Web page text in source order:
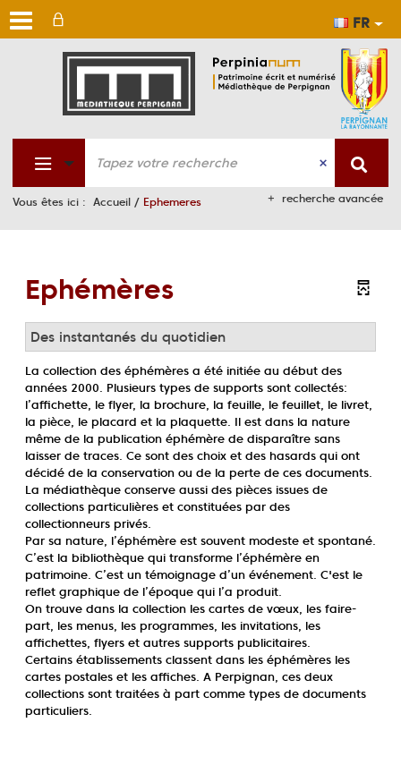
FR
Aller
au
Aller
au
Aller
à
la
recherche avancée
Vous êtes ici : Accueil / Ephemeres
Ephémères
Des instantanés du quotidien
La collection des éphémères a été initiée au début des
années 2000. Plusieurs types de supports sont collectés:
l’affichette, le flyer, la brochure, la feuille, le feuillet, le livret,
la pièce, le placard et la plaquette. Il est dans la nature
même de la publication éphémère de disparaître sans
laisser de traces. Ce sont des choix et des hasards qui ont
décidé de la conservation ou de la perte de ces documents.
La médiathèque conserve aussi des pièces issues de
collections particulières et constituées par des
collectionneurs privés.
Par sa nature, l’éphémère est souvent modeste et spontané.
C’est la bibliothèque qui transforme l’éphémère en
patrimoine. C’est un témoignage d’un événement. C'est le
reflet graphique de l’époque qui l’a produit.
On trouve dans la collection les cartes de vœux, les faire-
part, les menus, les programmes, les invitations, les
affichettes, flyers et autres supports publicitaires.
Certains établissements classent dans les éphémères les
cartes postales et les affiches. A Perpignan, ces deux
collections sont traitées à part comme types de documents
particuliers.